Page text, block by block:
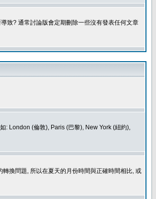
致? 通常討論版會定期刪除一些沒有發表任何文章
: London (倫敦), Paris (巴黎), New York (紐約),
換問題, 所以在夏天的月份時間與正確時間相比, 或